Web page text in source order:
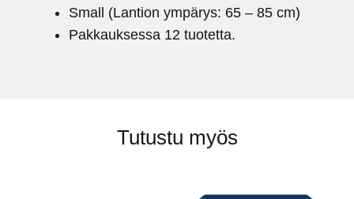
Small (Lantion ympärys: 65 – 85 cm)
Pakkauksessa 12 tuotetta.
Tutustu myös